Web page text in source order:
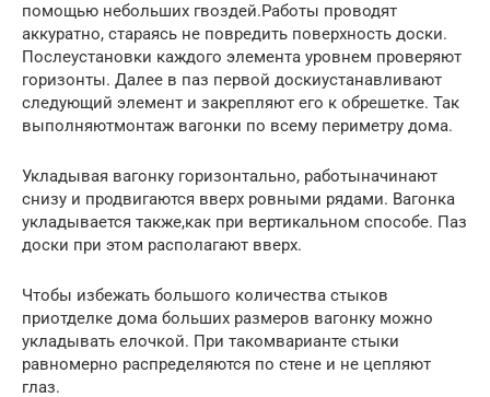
помощью небольших гвоздей.Работы проводят
аккуратно, стараясь не повредить поверхность доски.
Послеустановки каждого элемента уровнем проверяют
горизонты. Далее в паз первой доскиустанавливают
следующий элемент и закрепляют его к обрешетке. Так
выполняютмонтаж вагонки по всему периметру дома.
Укладывая вагонку горизонтально, работыначинают
снизу и продвигаются вверх ровными рядами. Вагонка
укладывается также,как при вертикальном способе. Паз
доски при этом располагают вверх.
Чтобы избежать большого количества стыков
приотделке дома больших размеров вагонку можно
укладывать елочкой. При такомварианте стыки
равномерно распределяются по стене и не цепляют
глаз.